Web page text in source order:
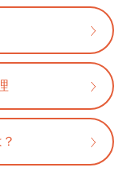
ぶ